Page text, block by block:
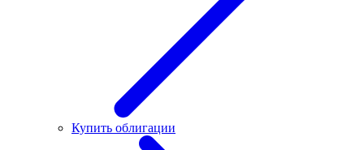
Купить облигации